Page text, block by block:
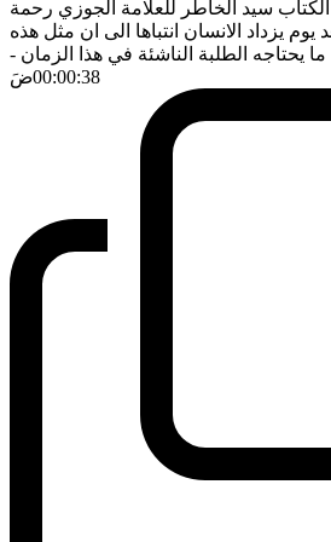
الكتاب سيد الخاطر للعلامة الجوزي رحمة
يوم يزداد الانسان انتباها الى ان مثل هذه
يحتاجه الطلبة الناشئة في هذا الزمان -
00:00:38ضَ